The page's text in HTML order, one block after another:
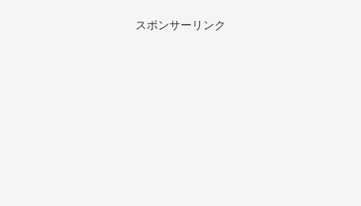
スポンサーリンク